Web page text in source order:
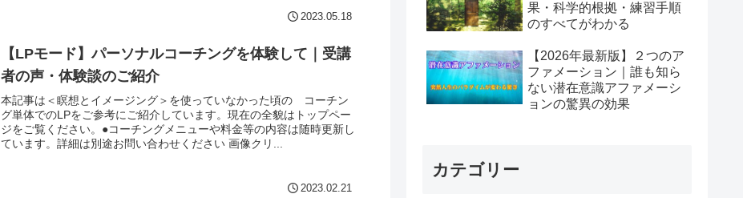
2023.05.18
【LPモード】パーソナルコーチングを体験して｜受講
者の声・体験談のご紹介
本記事は＜瞑想とイメージング＞を使っていなかった頃の コーチン
グ単体でのLPをご参考にご紹介しています。現在の全貌はトップペー
ジをご覧ください。●コーチングメニューや料金等の内容は随時更新し
ています。詳細は別途お問い合わせください 画像クリ...
2023.02.21
果・科学的根拠・練習手順
のすべてがわかる
【2026年最新版】２つのア
ファメーション｜誰も知ら
ない潜在意識アファメーシ
ョンの驚異の効果
カテゴリー